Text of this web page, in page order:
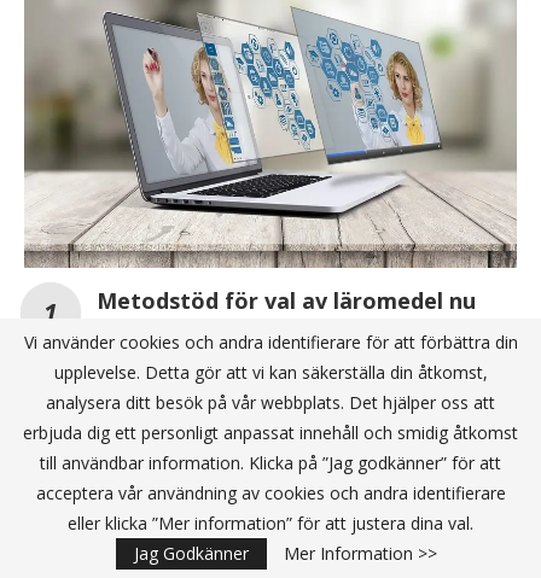
Metodstöd för val av läromedel nu
tillgängligt för alla och en del av
branschens kvalitetsarbete
Ny utbildning stärker nu Västernorrlands
kompetens inom spelbaserat lärande
Skolon och Quizizz i nytt internationellt
partnerskap
Vi använder cookies och andra identifierare för att förbättra din
upplevelse. Detta gör att vi kan säkerställa din åtkomst,
analysera ditt besök på vår webbplats. Det hjälper oss att
erbjuda dig ett personligt anpassat innehåll och smidig åtkomst
till användbar information. Klicka på ”Jag godkänner” för att
acceptera vår användning av cookies och andra identifierare
eller klicka ”Mer information” för att justera dina val.
Jag Godkänner
Mer Information >>